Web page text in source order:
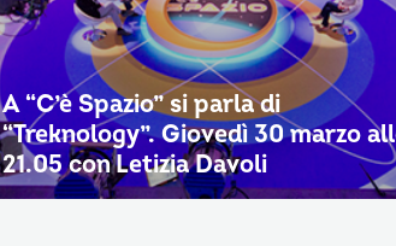
A “C’è Spazio” si parla di
“Treknology”. Giovedì 30 marzo
21.05 con Letizia Davoli